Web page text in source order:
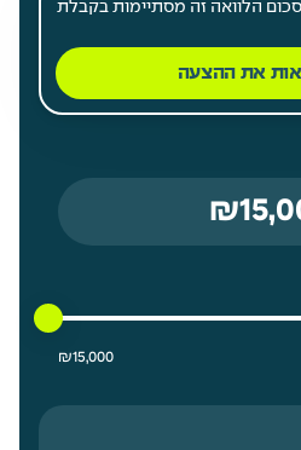
בסכום הלוואה זה מסתיימות בקבלת
את ההצעה
15000 ₪ מחיר נמוך ביותר₪15,000 400000 ₪ מחיר גבוה ביותר